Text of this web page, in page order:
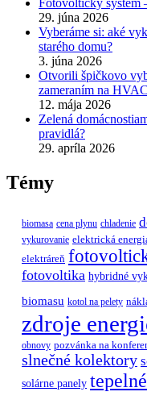
Fotovoltický systém
29. júna 2026
Vyberáme si: aké
starého domu?
3. júna 2026
Otvorili špičkovo
zameraním na HVAC
12. mája 2026
Zelená
pravidlá?
29. apríla 2026
Témy
biomasa cena plynu chladenie
vykurovanie elektrická
elektráreň
fotovoltika hybridné
biomasu kotol na pelety
zdroje
obnovy pozvánka na
slnečné kolektory
solárne panely